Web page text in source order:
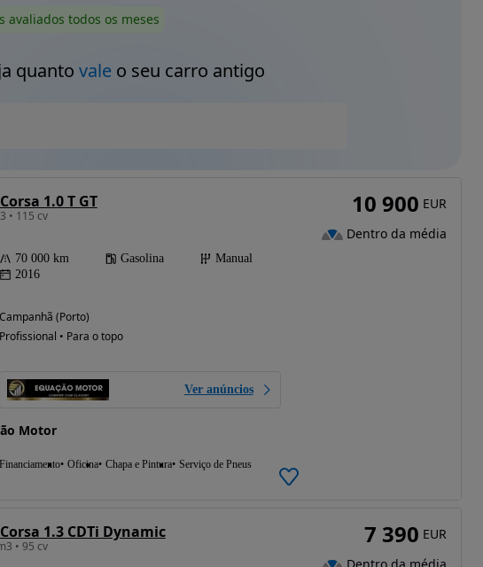
avaliados todos os meses
quanto valeo seu carro antigo
1.0 T GT
• 115 cv
70 000 km Gasolina
Manual
2016
Campanhã (Porto)
Profissional • Para o topo
Ver anúncios
Motor
Financiamento Oficina Chapa e Pintura Serviço de Pneus
10 900 EUR
Dentro da média
1.3 CDTi Dynamic
• 95 cv 7 390 EUR